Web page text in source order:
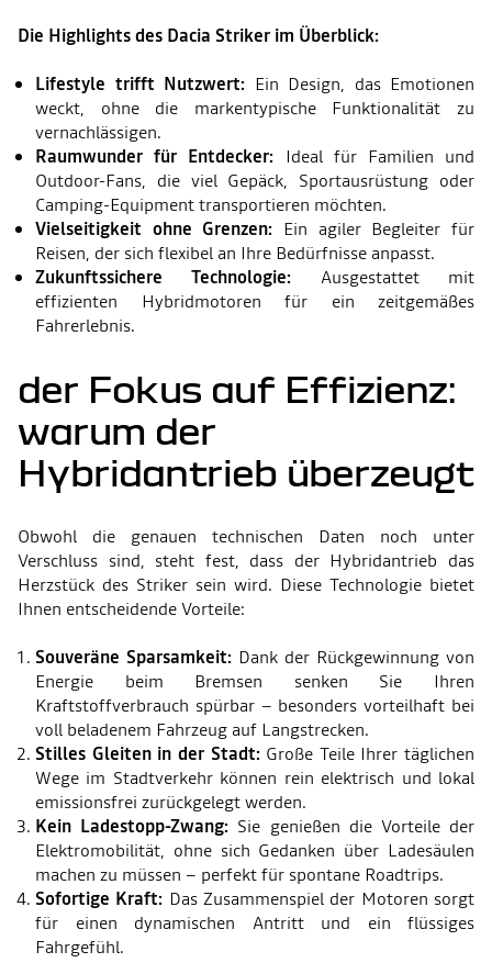
Die Highlights des Dacia Striker im Überblick:
Lifestyle trifft Nutzwert: Ein Design, das Emotionen
weckt, ohne die markentypische Funktionalität zu
vernachlässigen.
Raumwunder für Entdecker: Ideal für Familien und
Outdoor-Fans, die viel Gepäck, Sportausrüstung oder
Camping-Equipment transportieren möchten.
Vielseitigkeit ohne Grenzen: Ein agiler Begleiter für
Reisen, der sich flexibel an Ihre Bedürfnisse anpasst.
Zukunftssichere Technologie: Ausgestattet mit
effizienten Hybridmotoren für ein zeitgemäßes
Fahrerlebnis.
der Fokus auf Effizienz:
warum der
Hybridantrieb überzeugt
Obwohl die genauen technischen Daten noch unter
Verschluss sind, steht fest, dass der Hybridantrieb das
Herzstück des Striker sein wird. Diese Technologie bietet
Ihnen entscheidende Vorteile:
Souveräne Sparsamkeit: Dank der Rückgewinnung von
Energie beim Bremsen senken Sie Ihren
Kraftstoffverbrauch spürbar – besonders vorteilhaft bei
voll beladenem Fahrzeug auf Langstrecken.
Stilles Gleiten in der Stadt:Große Teile Ihrer täglichen
Wege im Stadtverkehr können rein elektrisch und lokal
emissionsfrei zurückgelegt werden.
Kein Ladestopp-Zwang: Sie genießen die Vorteile der
Elektromobilität, ohne sich Gedanken über Ladesäulen
machen zu müssen – perfekt für spontane Roadtrips.
Sofortige Kraft: Das Zusammenspiel der Motoren sorgt
für einen dynamischen Antritt und ein flüssiges
Fahrgefühl.